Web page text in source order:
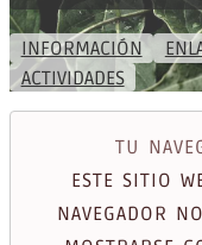
INFORMACIÓN
ACTIVIDADES
TU
ESTE SITIO
NAVEGADOR